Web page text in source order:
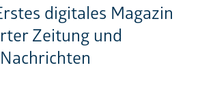
digitales Magazin
Zeitung und